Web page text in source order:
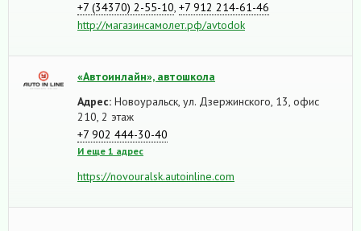
+7 (34370) 2-55-10 +7 912 214-61-46
http://магазинсамолет.рф/avtodok
«Автоинлайн», автошкола
Адрес: Новоуральск, ул. Дзержинского, 13, офис
210, 2 этаж
+7 902 444-30-40
И еще 1 адрес
https://novouralsk.autoinline.com